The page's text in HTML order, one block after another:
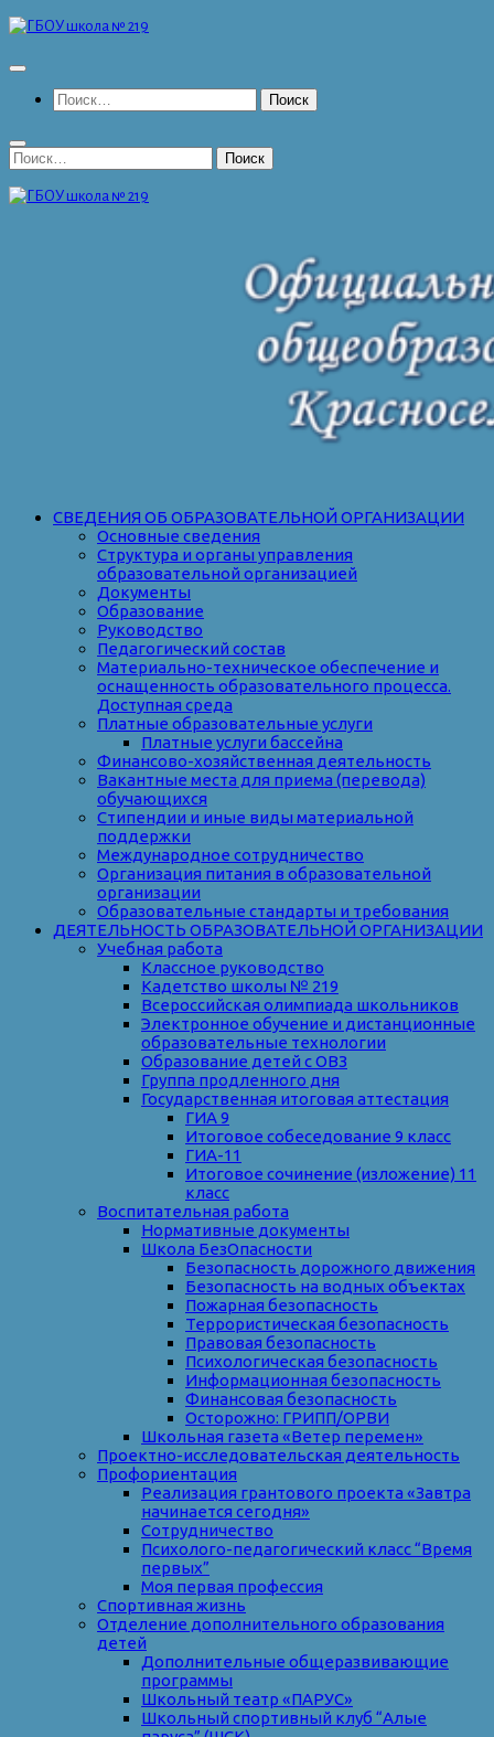
Перейти
содержимому
Найти:
Найти:
СВЕДЕНИЯ ОБ ОБРАЗОВАТЕЛЬНОЙ ОРГАНИЗАЦИИ
Основные сведения
Структура и органы управления
образовательной организацией
Документы
Образование
Руководство
Педагогический состав
Материально-техническое обеспечение и
оснащенность образовательного процесса.
Доступная среда
Платные образовательные услуги
Платные услуги бассейна
Финансово-хозяйственная деятельность
Вакантные места для приема (перевода)
обучающихся
Стипендии и иные виды материальной
поддержки
Международное сотрудничество
Организация питания в образовательной
организации
Образовательные стандарты и требования
ДЕЯТЕЛЬНОСТЬ ОБРАЗОВАТЕЛЬНОЙ ОРГАНИЗАЦИИ
Учебная работа
Классное руководство
Кадетство школы № 219
Всероссийская олимпиада школьников
Электронное обучение и дистанционные
образовательные технологии
Образование детей с ОВЗ
Группа продленного дня
Государственная итоговая аттестация
ГИА 9
Итоговое собеседование 9 класс
ГИА-11
Итоговое сочинение (изложение) 11
класс
Воспитательная работа
Нормативные документы
Школа БезОпасности
Безопасность дорожного движения
Безопасность на водных объектах
Пожарная безопасность
Террористическая безопасность
Правовая безопасность
Психологическая безопасность
Информационная безопасность
Финансовая безопасность
Осторожно: ГРИПП/ОРВИ
Школьная газета «Ветер перемен»
Проектно-исследовательская деятельность
Профориентация
Реализация грантового проекта «Завтра
начинается сегодня»
Сотрудничество
Психолого-педагогический класс “Время
первых”
Моя первая профессия
Спортивная жизнь
Отделение дополнительного образования
детей
Дополнительные общеразвивающие
программы
Школьный театр «ПАРУС»
Школьный спортивный клуб “Алые